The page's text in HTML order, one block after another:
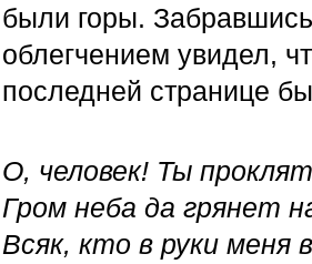
были горы.
облегчением увидел,
последней странице
О, человек! Ты
Гром неба да грянет
Всяк, кто в руки меня